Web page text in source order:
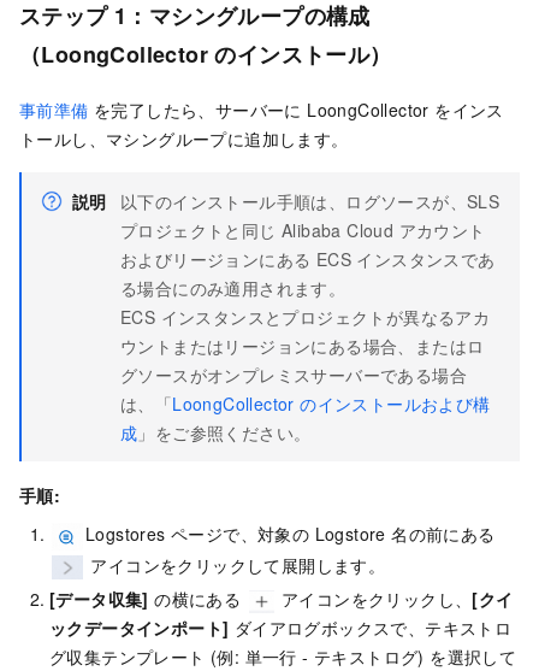
ステップ 1：マシングループの構成
（LoongCollector のインストール）
事前準備 を完了したら、サーバーに LoongCollector をインス
トールし、マシングループに追加します。
説明
以下のインストール手順は、ログソースが、SLS
プロジェクトと同じ Alibaba Cloud アカウント
およびリージョンにある ECS インスタンスであ
る場合にのみ適用されます。
ECS インスタンスとプロジェクトが異なるアカ
ウントまたはリージョンにある場合、またはロ
グソースがオンプレミスサーバーである場合
は、「LoongCollector のインストールおよび構
成 」をご参照ください。
手順:
Logstores ページで、対象の Logstore 名の前にある
アイコンをクリックして展開します。
[データ収集] の横にある アイコンをクリックし、 [クイ
ックデータインポート] ダイアログボックスで、テキストロ
グ収集テンプレート (例: 単一行 - テキストログ) を選択して